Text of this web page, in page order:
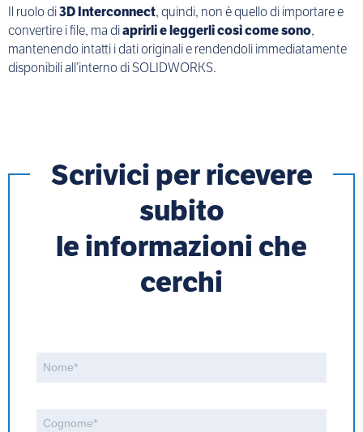
Il ruolo di3D Interconnect, quindi, non è quello di importare e
convertire i file, ma diaprirli e leggerli così come sono,
mantenendo intatti i dati originali e rendendoli immediatamente
disponibili all’interno di SOLIDWORKS.
Scrivici per ricevere
subito
le informazioni che
cerchi